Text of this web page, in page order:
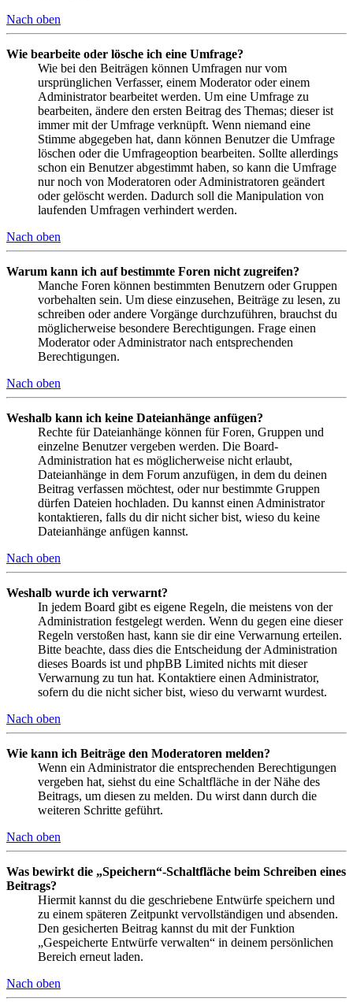
Nach oben
Wie bearbeite oder lösche ich eine Umfrage?
Wie bei den Beiträgen können Umfragen nur vom
ursprünglichen Verfasser, einem Moderator oder einem
Administrator bearbeitet werden. Um eine Umfrage zu
bearbeiten, ändere den ersten Beitrag des Themas; dieser ist
immer mit der Umfrage verknüpft. Wenn niemand eine
Stimme abgegeben hat, dann können Benutzer die Umfrage
löschen oder die Umfrageoption bearbeiten. Sollte allerdings
schon ein Benutzer abgestimmt haben, so kann die Umfrage
nur noch von Moderatoren oder Administratoren geändert
oder gelöscht werden. Dadurch soll die Manipulation von
laufenden Umfragen verhindert werden.
Nach oben
Warum kann ich auf bestimmte Foren nicht zugreifen?
Manche Foren können bestimmten Benutzern oder Gruppen
vorbehalten sein. Um diese einzusehen, Beiträge zu lesen, zu
schreiben oder andere Vorgänge durchzuführen, brauchst du
möglicherweise besondere Berechtigungen. Frage einen
Moderator oder Administrator nach entsprechenden
Berechtigungen.
Nach oben
Weshalb kann ich keine Dateianhänge anfügen?
Rechte für Dateianhänge können für Foren, Gruppen und
einzelne Benutzer vergeben werden. Die Board-
Administration hat es möglicherweise nicht erlaubt,
Dateianhänge in dem Forum anzufügen, in dem du deinen
Beitrag verfassen möchtest, oder nur bestimmte Gruppen
dürfen Dateien hochladen. Du kannst einen Administrator
kontaktieren, falls du dir nicht sicher bist, wieso du keine
Dateianhänge anfügen kannst.
Nach oben
Weshalb wurde ich verwarnt?
In jedem Board gibt es eigene Regeln, die meistens von der
Administration festgelegt werden. Wenn du gegen eine dieser
Regeln verstoßen hast, kann sie dir eine Verwarnung erteilen.
Bitte beachte, dass dies die Entscheidung der Administration
dieses Boards ist und phpBB Limited nichts mit dieser
Verwarnung zu tun hat. Kontaktiere einen Administrator,
sofern du die nicht sicher bist, wieso du verwarnt wurdest.
Nach oben
Wie kann ich Beiträge den Moderatoren melden?
Wenn ein Administrator die entsprechenden Berechtigungen
vergeben hat, siehst du eine Schaltfläche in der Nähe des
Beitrags, um diesen zu melden. Du wirst dann durch die
weiteren Schritte geführt.
Nach oben
Was bewirkt die „Speichern“-Schaltfläche beim Schreiben eines
Beitrags?
Hiermit kannst du die geschriebene Entwürfe speichern und
zu einem späteren Zeitpunkt vervollständigen und absenden.
Den gesicherten Beitrag kannst du mit der Funktion
„Gespeicherte Entwürfe verwalten“ in deinem persönlichen
Bereich erneut laden.
Nach oben